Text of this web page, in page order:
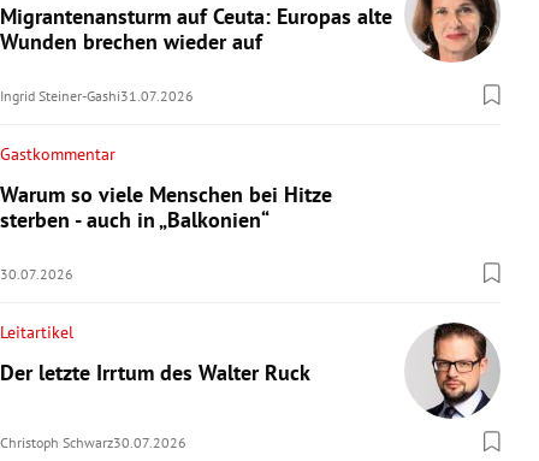
Migrantenansturm auf Ceuta: Europas alte
Wunden brechen wieder auf
Ingrid Steiner-Gashi31.07.2026
Gastkommentar
Warum so viele Menschen bei Hitze
sterben - auch in „Balkonien“
30.07.2026
Leitartikel
Der letzte Irrtum des Walter Ruck
Christoph Schwarz30.07.2026